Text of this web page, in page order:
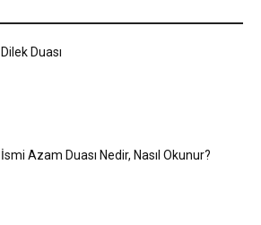
Dilek Duası
İsmi Azam Duası Nedir, Nasıl Okunur?